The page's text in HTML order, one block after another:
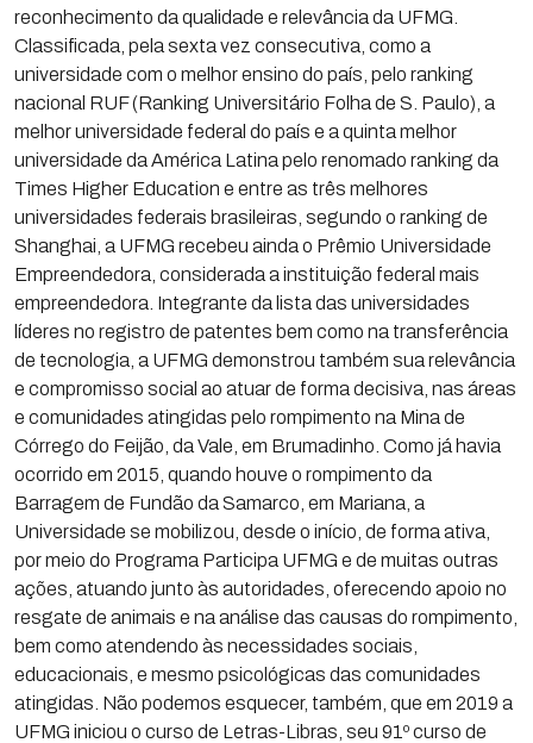
reconhecimento da qualidade e relevância da UFMG.
Classificada, pela sexta vez consecutiva, como a
universidade com o melhor ensino do país, pelo ranking
nacional RUF (Ranking Universitário Folha de S. Paulo), a
melhor universidade federal do país e a quinta melhor
universidade da América Latina pelo renomado ranking da
Times Higher Education e entre as três melhores
universidades federais brasileiras, segundo o ranking de
Shanghai, a UFMG recebeu ainda o Prêmio Universidade
Empreendedora, considerada a instituição federal mais
empreendedora. Integrante da lista das universidades
líderes no registro de patentes bem como na transferência
de tecnologia, a UFMG demonstrou também sua relevância
e compromisso social ao atuar de forma decisiva, nas áreas
e comunidades atingidas pelo rompimento na Mina de
Córrego do Feijão, da Vale, em Brumadinho. Como já havia
ocorrido em 2015, quando houve o rompimento da
Barragem de Fundão da Samarco, em Mariana, a
Universidade se mobilizou, desde o início, de forma ativa,
por meio do Programa Participa UFMG e de muitas outras
ações, atuando junto às autoridades, oferecendo apoio no
resgate de animais e na análise das causas do rompimento,
bem como atendendo às necessidades sociais,
educacionais, e mesmo psicológicas das comunidades
atingidas. Não podemos esquecer, também, que em 2019 a
UFMG iniciou o curso de Letras-Libras, seu 91º curso de